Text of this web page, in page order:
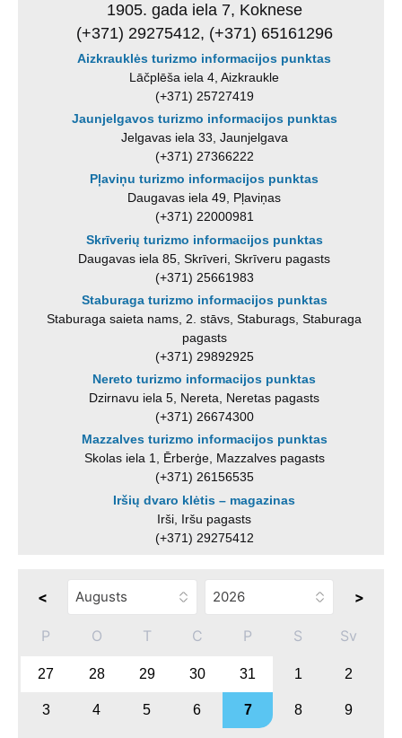
1905. gada iela 7, Koknese
(+371) 29275412, (+371) 65161296
Aizkrauklės turizmo informacijos punktas
Lāčplēša iela 4, Aizkraukle
(+371) 25727419
Jaunjelgavos turizmo informacijos punktas
Jelgavas iela 33, Jaunjelgava
(+371) 27366222
Pļaviņu turizmo informacijos punktas
Daugavas iela 49, Pļaviņas
(+371) 22000981
Skrīverių turizmo informacijos punktas
Daugavas iela 85, Skrīveri, Skrīveru pagasts
(+371) 25661983
Staburaga turizmo informacijos punktas
Staburaga saieta nams, 2. stāvs, Staburags, Staburaga
pagasts
(+371) 29892925
Nereto turizmo informacijos punktas
Dzirnavu iela 5, Nereta, Neretas pagasts
(+371) 26674300
Mazzalves turizmo informacijos punktas
Skolas iela 1, Ērberģe, Mazzalves pagasts
(+371) 26156535
Iršių dvaro klėtis – magazinas
Irši, Iršu pagasts
(+371) 29275412
< >
P O T C P S Sv
27 28 29 30 31 1 2
3 4 5 6 7 8 9